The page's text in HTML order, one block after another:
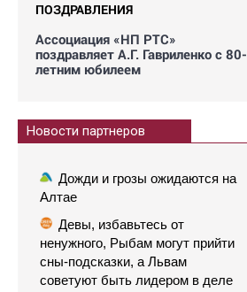
ПОЗДРАВЛЕНИЯ
Ассоциация «НП РТС»
поздравляет А.Г. Гавриленко с 80-
летним юбилеем
Новости партнеров
Дожди и грозы ожидаются на
Алтае
Девы, избавьтесь от
ненужного, Рыбам могут прийти
сны-подсказки, а Львам
советуют быть лидером в деле